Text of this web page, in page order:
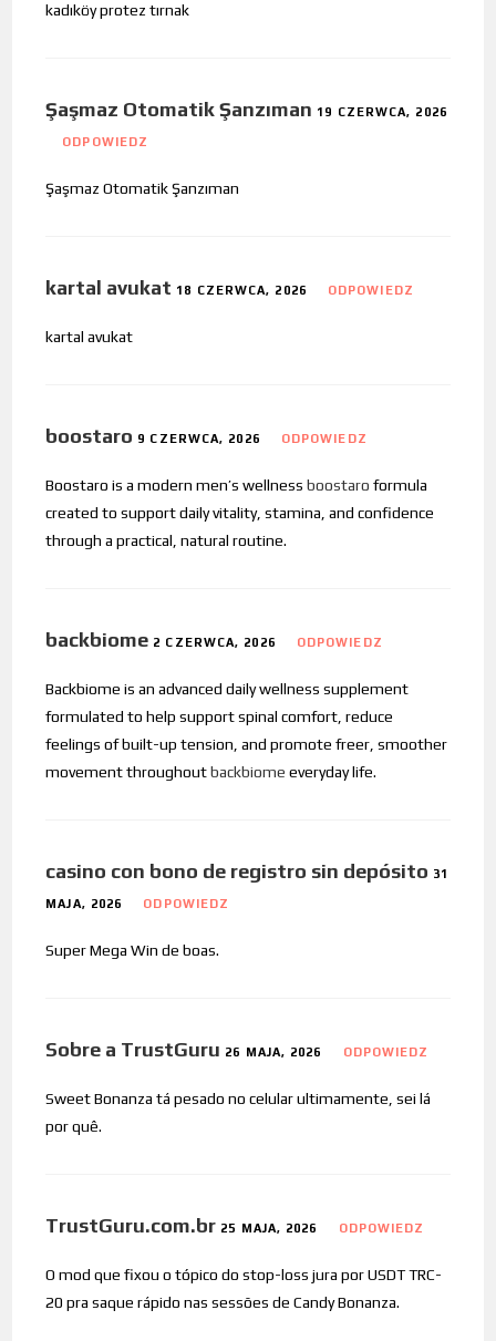
kadıköy protez tırnak
Şaşmaz Otomatik Şanzıman 19 CZERWCA, 2026
ODPOWIEDZ
Şaşmaz Otomatik Şanzıman
kartal avukat 18 CZERWCA, 2026 ODPOWIEDZ
kartal avukat
boostaro 9 CZERWCA, 2026 ODPOWIEDZ
Boostaro is a modern men’s wellnessboostaro formula
created to support daily vitality, stamina, and confidence
through a practical, natural routine.
backbiome 2 CZERWCA, 2026 ODPOWIEDZ
Backbiome is an advanced daily wellness supplement
formulated to help support spinal comfort, reduce
feelings of built-up tension, and promote freer, smoother
movement throughoutbackbiome everyday life.
casino con bono de registro sin depósito 31
MAJA, 2026 ODPOWIEDZ
Super Mega Win de boas.
Sobre a TrustGuru 26 MAJA, 2026 ODPOWIEDZ
Sweet Bonanza tá pesado no celular ultimamente, sei lá
por quê.
TrustGuru.com.br 25 MAJA, 2026 ODPOWIEDZ
O mod que fixou o tópico do stop-loss jura por USDT TRC-
20 pra saque rápido nas sessões de Candy Bonanza.